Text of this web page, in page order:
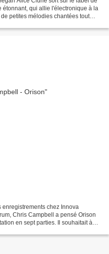
étonnant, qui allie l'électronique à la
petites mélodies chantées tout
chez Innova
Chris Campbell a pensé Orison
en sept parties. Il souhaitait à